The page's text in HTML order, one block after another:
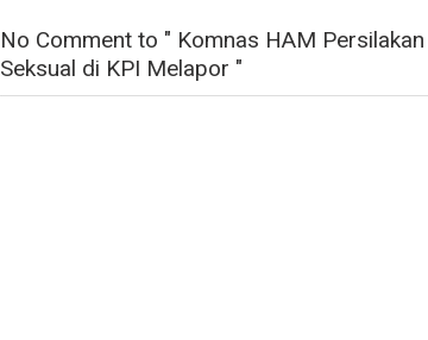
No Comment to " Komnas HAM
Seksual di KPI Melapor "